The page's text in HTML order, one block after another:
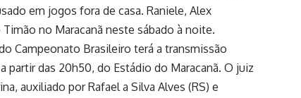
em jogos fora de casa. Raniele, Alex
no Maracanã neste sábado à noite.
Campeonato Brasileiro terá a transmissão
partir das 20h50, do Estádio do Maracanã. O juiz
auxiliado por Rafael a Silva Alves (RS) e